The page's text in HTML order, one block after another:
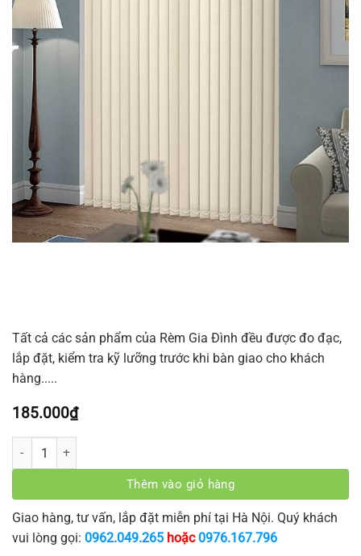
Tất cả các sản phẩm của Rèm Gia Đình đều được đo đạc,
lắp đặt, kiểm tra kỹ lưỡng trước khi bàn giao cho khách
hàng.....
185.000₫
Rèm Lá Dọc - Sáng số lượng
Thêm vào giỏ hàng
Giao hàng, tư vấn, lắp đặt miễn phí tại Hà Nội. Quý khách
vui lòng gọi: 0962.049.265 hoặc0976.167.796